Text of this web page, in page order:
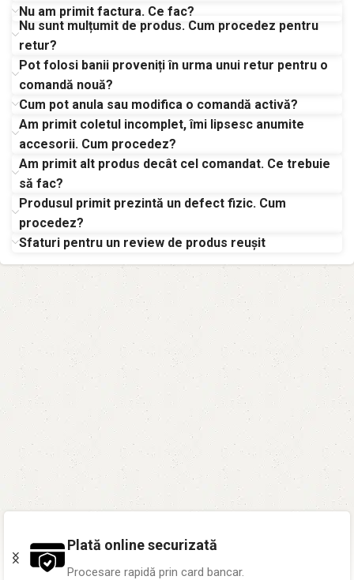
Nu am primit factura. Ce fac?
Nu sunt mulțumit de produs. Cum procedez pentru
retur?
Pot folosi banii proveniți în urma unui retur pentru o
comandă nouă?
Cum pot anula sau modifica o comandă activă?
Am primit coletul incomplet, îmi lipsesc anumite
accesorii. Cum procedez?
Am primit alt produs decât cel comandat. Ce trebuie
să fac?
Produsul primit prezintă un defect fizic. Cum
procedez?
Sfaturi pentru un review de produs reușit
Plată online securizată
Procesare rapidă prin card bancar.